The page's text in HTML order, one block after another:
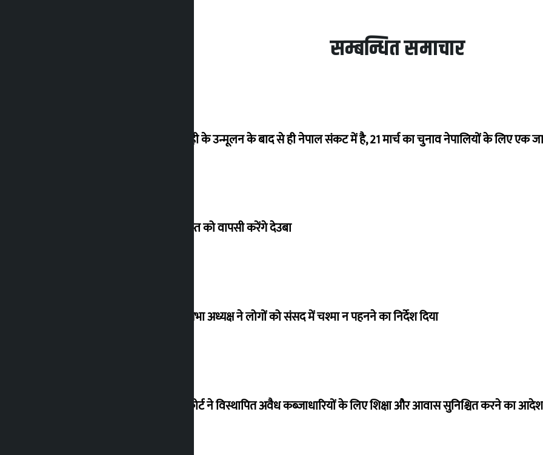
सम्बन्धित समाचार
‘राजशाही के उन्मूलन के बाद से ही नेपाल संकट में है, 21 मार्च का चुनाव नेपालियों के लिए एक
26 अगस्त को वापसी करेंगे देउबा
विधानसभा अध्यक्ष ने लोगों को संसद में चश्मा न पहनने का निर्देश दिया
सुप्रीम कोर्ट ने विस्थापित अवैध कब्जाधारियों के लिए शिक्षा और आवास सुनिश्चित करने का